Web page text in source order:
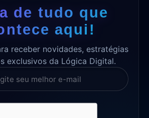
de tudo que
aqui!
receber novidades, estratégias
exclusivos da Lógica Digital.